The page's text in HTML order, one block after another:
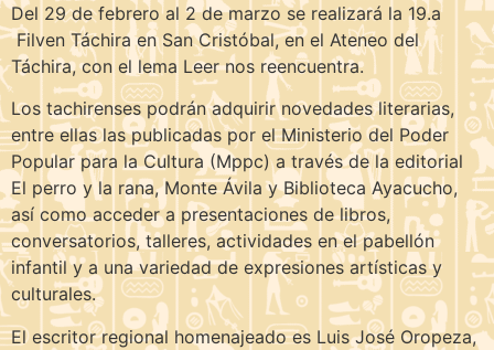
Del 29 de febrero al 2 de marzo se realizará la 19.a
Filven Táchira en San Cristóbal, en el Ateneo del
Táchira, con el lema Leer nos reencuentra.
Los tachirenses podrán adquirir novedades literarias,
entre ellas las publicadas por el Ministerio del Poder
Popular para la Cultura (Mppc) a través de la editorial
El perro y la rana, Monte Ávila y Biblioteca Ayacucho,
así como acceder a presentaciones de libros,
conversatorios, talleres, actividades en el pabellón
infantil y a una variedad de expresiones artísticas y
culturales.
El escritor regional homenajeado es Luis José Oropeza,